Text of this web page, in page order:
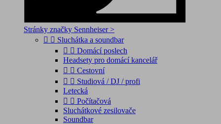
Stránky značky Sennheiser >
  Sluchátka a soundbar
  Domácí poslech
Headsety pro domácí kancelář
  Cestovní
  Studiová / DJ / profi
Letecká
  Počítačová
Sluchátkové zesilovače
Soundbar